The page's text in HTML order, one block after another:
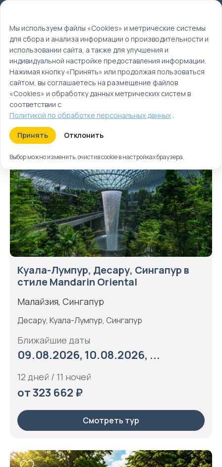
Главная
Туры
Туры с экскурсиями и
пляжным отдыхом
Туры Круизы Ближайшие
Куала-Лумпур, Десару, Сингапур в
стиле Mandarin Oriental
Малайзия, Сингапур
Десару, Куала-Лумпур, Сингапур
Ближайшие даты
09.08.2026, 10.08.2026, ...
12 дней / 11 ночей
от 323 662 ₽
Смотреть тур
Мы используем файлы «Cookies» и метрические системы
для сбора и анализа информации о производительности и
использовании сайта, а также для улучшения и
индивидуальной настройке предоставления информации.
Нажимая кнопку «Принять» или продолжая пользоваться
сайтом, вы соглашаетесь на размещение файлов
«Cookies» и обработку данных метрических систем в
соответствии с
Политикой по обработке персональных данных.
Принять Отклонить
Выбор можно изменить, очистив cookie в настройках браузера.